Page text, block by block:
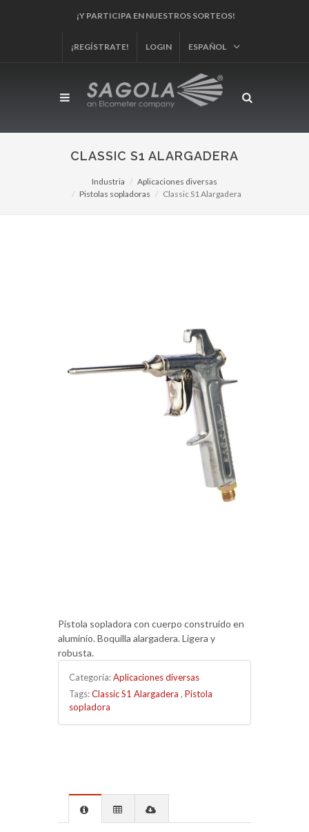
¡Y PARTICIPA EN NUESTROS SORTEOS!
¡REGÍSTRATE! LOGIN ESPAÑOL
CLASSIC S1 ALARGADERA
Industria
Aplicaciones diversas
Pistolas sopladoras
Classic S1 Alargadera
Pistola sopladora con cuerpo construido en
aluminio. Boquilla alargadera. Ligera y
robusta.
Categoría:Aplicaciones diversas
Tags:Classic S1 Alargadera , Pistola
sopladora